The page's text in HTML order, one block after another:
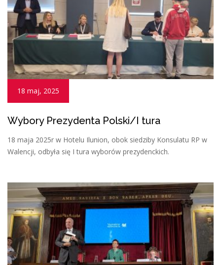
18 maj, 2025
Wybory Prezydenta Polski/I tura
18 maja 2025r w Hotelu Ilunion, obok siedziby Konsulatu RP w
Walencji, odbyła się I tura wyborów prezydenckich.